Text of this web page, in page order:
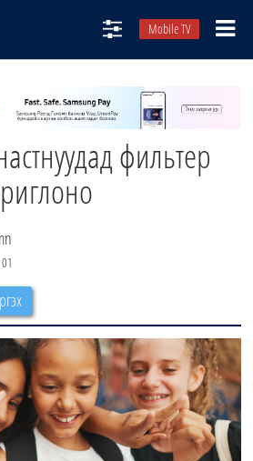
Mobile TV
фильтер